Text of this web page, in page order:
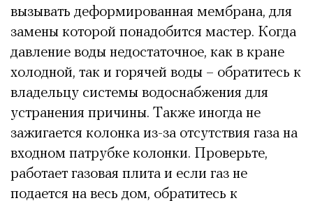
вызывать деформированная мембрана, для
замены которой понадобится мастер. Когда
давление воды недостаточное, как в кране
холодной, так и горячей воды – обратитесь к
владельцу системы водоснабжения для
устранения причины. Также иногда не
зажигается колонка из-за отсутствия газа на
входном патрубке колонки. Проверьте,
работает газовая плита и если газ не
подается на весь дом, обратитесь к